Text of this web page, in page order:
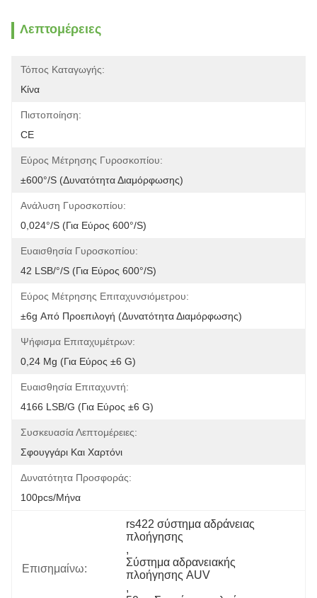
Λεπτομέρειες
Τόπος Καταγωγής:
Κίνα
Πιστοποίηση:
CE
Εύρος Μέτρησης Γυροσκοπίου:
±600°/s (Δυνατότητα Διαμόρφωσης)
Ανάλυση Γυροσκοπίου:
0,024°/s (για Εύρος 600°/s)
Ευαισθησία Γυροσκοπίου:
42 LSB/°/s (για Εύρος 600°/s)
Εύρος Μέτρησης Επιταχυνσιόμετρου:
±6g Από Προεπιλογή (Δυνατότητα Διαμόρφωσης)
Ψήφισμα Επιταχυμέτρων:
0,24 Mg (για Εύρος ±6 G)
Ευαισθησία Επιταχυντή:
4166 LSB/g (για Εύρος ±6 G)
Συσκευασία Λεπτομέρειες:
Σφουγγάρι Και Χαρτόνι
Δυνατότητα Προσφοράς:
100pcs/μήνα
Επισημαίνω:
rs422 σύστημα αδράνειας
πλοήγησης
,
Σύστημα αδρανειακής
πλοήγησης AUV
,